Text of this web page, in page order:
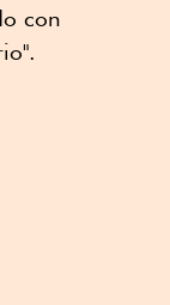
con